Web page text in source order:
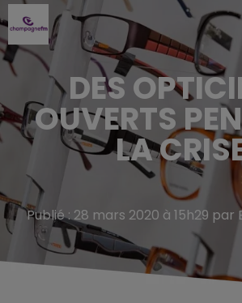
DES
OUVERTS
LA
Publié : 28 mars 2020 à 15h29 par